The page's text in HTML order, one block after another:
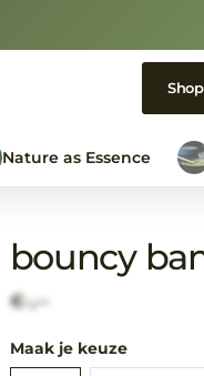
Nature as Essence
bouncy
€-,--
Maak je keuze